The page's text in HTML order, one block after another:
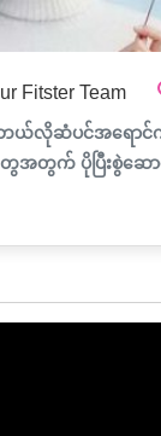
Fitster Team
ဘယ်လိုဆံပင်အရော
ေအတွက် ပိုပြီးစွဲဆေ